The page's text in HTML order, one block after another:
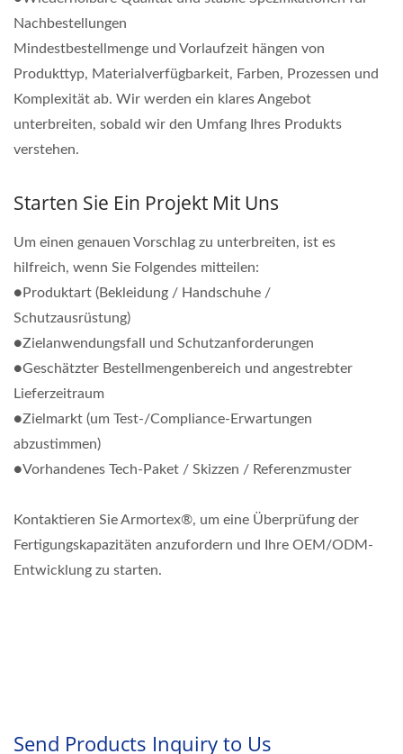
Nachbestellungen
Mindestbestellmenge und Vorlaufzeit hängen von
Produkttyp, Materialverfügbarkeit, Farben, Prozessen und
Komplexität ab. Wir werden ein klares Angebot
unterbreiten, sobald wir den Umfang Ihres Produkts
verstehen.
Starten Sie Ein Projekt Mit Uns
Um einen genauen Vorschlag zu unterbreiten, ist es
hilfreich, wenn Sie Folgendes mitteilen:
●Produktart (Bekleidung / Handschuhe /
Schutzausrüstung)
●Zielanwendungsfall und Schutzanforderungen
●Geschätzter Bestellmengenbereich und angestrebter
Lieferzeitraum
●Zielmarkt (um Test-/Compliance-Erwartungen
abzustimmen)
●Vorhandenes Tech-Paket / Skizzen / Referenzmuster
Kontaktieren Sie Armortex®, um eine Überprüfung der
Fertigungskapazitäten anzufordern und Ihre OEM/ODM-
Entwicklung zu starten.